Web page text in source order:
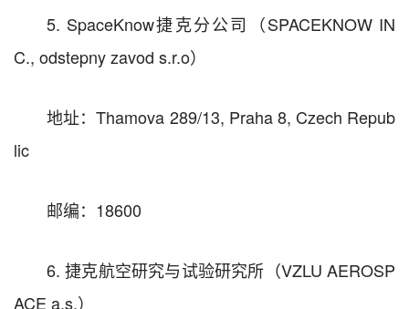
5. SpaceKnow捷克分公司（SPACEKNOW IN
C., odstepny zavod s.r.o）
地址：Thamova 289/13, Praha 8, Czech Repub
lic
邮编：18600
6. 捷克航空研究与试验研究所（VZLU AEROSP
ACE a.s.）